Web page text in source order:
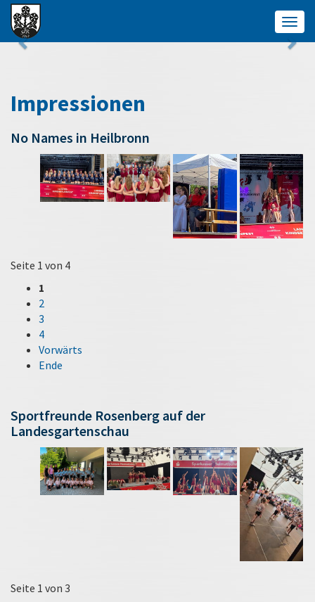
Impressionen
No Names in Heilbronn
Seite 1 von 4
1
2
3
4
Vorwärts
Ende
Sportfreunde Rosenberg auf der
Landesgartenschau
Seite 1 von 3